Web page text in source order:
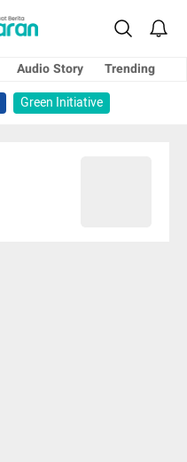
Audio Story
Trending
Green Initiative